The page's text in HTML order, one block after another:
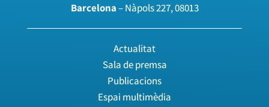
Barcelona– Nàpols 227, 08013
Actualitat
Sala de premsa
Publicacions
Espai multimèdia